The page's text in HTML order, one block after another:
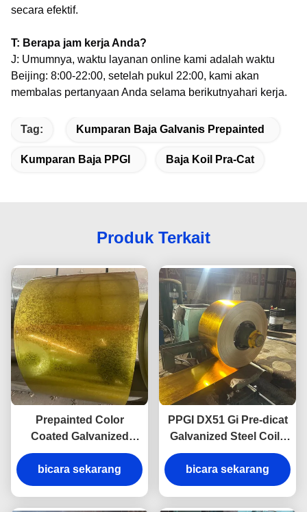
secara efektif.
T: Berapa jam kerja Anda?
J: Umumnya, waktu layanan online kami adalah waktu
Beijing: 8:00-22:00, setelah pukul 22:00, kami akan
membalas pertanyaan Anda selama berikutnyahari kerja.
Tag: Kumparan Baja Galvanis Prepainted
Kumparan Baja PPGI Baja Koil Pra-Cat
Produk Terkait
Prepainted Color
Coated Galvanized
Steel Coil ASTM SGCC
SGCD Hot Dip PPGI Coil
bicara sekarang
PPGI DX51 Gi Pre-dicat
Galvanized Steel Coils
Cold Pre-dicat Steel
Sheet
bicara sekarang